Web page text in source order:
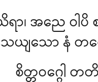
၊ အညေ ဝါပိ
ယျသော နံ တ
စိတ္တဝဂ္ဂေါ တ